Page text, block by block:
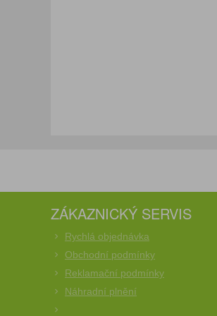
ZÁKAZNICKÝ SERVIS
Rychlá objednávka
Obchodní podmínky
Reklamační podmínky
Náhradní plnění